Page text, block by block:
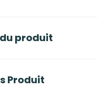
produit
Produit